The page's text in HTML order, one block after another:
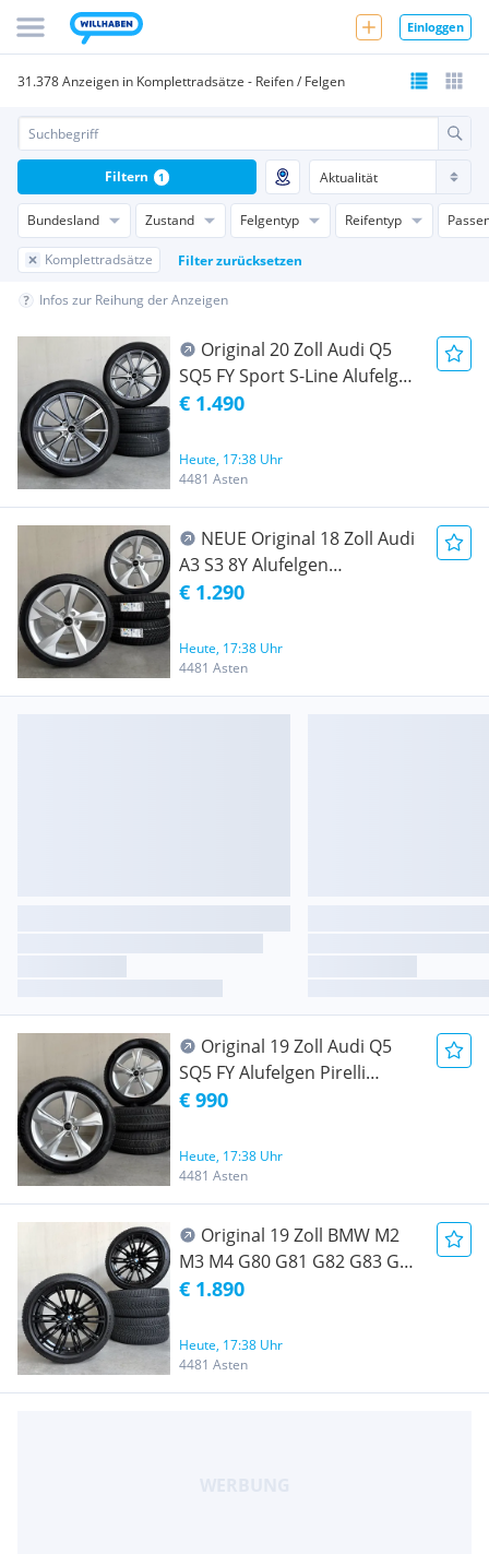
Einloggen
31.378 Anzeigen in Komplettradsätze - Reifen / Felgen
Bundesland Zustand Felgentyp Reifentyp
Komplettradsätze Filter zurücksetzen
Filtern 1
Infos zur Reihung der Anzeigen
Original 20 Zoll Audi Q5
SQ5 FY Sport S-Line Alufelgen
Pirelli Sommerräder
Sommerkompletträder
DOT24
€ 1.490
Heute, 17:38 Uhr
4481 Asten
NEUE Original 18 Zoll Audi
A3 S3 8Y Alufelgen
Bridgestone Winterräder
Winterkompletträder DOT25
€ 1.290
Heute, 17:38 Uhr
4481 Asten
Original 19 Zoll Audi Q5
SQ5 FY Alufelgen Pirelli
Winterräder Winterradsatz
€ 990
Heute, 17:38 Uhr
4481 Asten
Original 19 Zoll BMW M2
M3 M4 G80 G81 G82 G83 G87
Styling 829M M829 Alufelgen
Winterkompletträder
€ 1.890
Heute, 17:38 Uhr
4481 Asten